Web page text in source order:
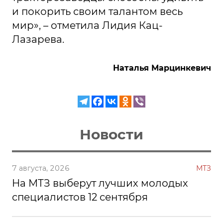
и покорить своим талантом весь
мир», – отметила Лидия Кац-
Лазарева.
Наталья Марцинкевич
Новости
7 августа, 2026 МТЗ
На МТЗ выберут лучших молодых
специалистов 12 сентября